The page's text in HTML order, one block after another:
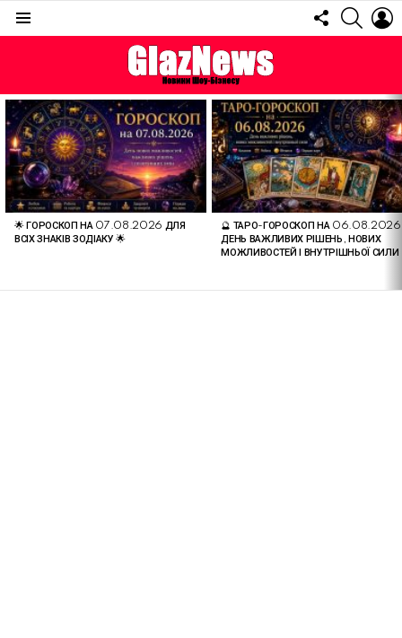
FOLLOW
US
ОСТАННІ
СТАТТІ
🌟 ГОРОСКОП НА 07.08.2026 ДЛЯ
ВСІХ ЗНАКІВ ЗОДІАКУ 🌟
🔮 ТАРО-ГОРОСКОП НА
ДЕНЬ ВАЖЛИВИХ РІШЕНЬ, НОВИХ
МОЖЛИВОСТЕЙ І ВНУТРІШНЬОЇ СИЛИ